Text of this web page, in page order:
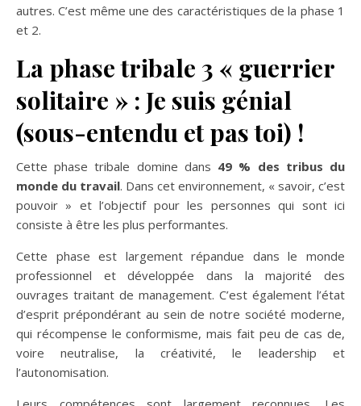
autres. C’est même une des caractéristiques de la phase 1
et 2.
La phase tribale 3 « guerrier
solitaire » : Je suis génial
(sous-entendu et pas toi) !
Cette phase tribale domine dans 49 % des tribus du
monde du travail. Dans cet environnement, « savoir, c’est
pouvoir » et l’objectif pour les personnes qui sont ici
consiste à être les plus performantes.
Cette phase est largement répandue dans le monde
professionnel et développée dans la majorité des
ouvrages traitant de management. C’est également l’état
d’esprit prépondérant au sein de notre société moderne,
qui récompense le conformisme, mais fait peu de cas de,
voire neutralise, la créativité, le leadership et
l’autonomisation.